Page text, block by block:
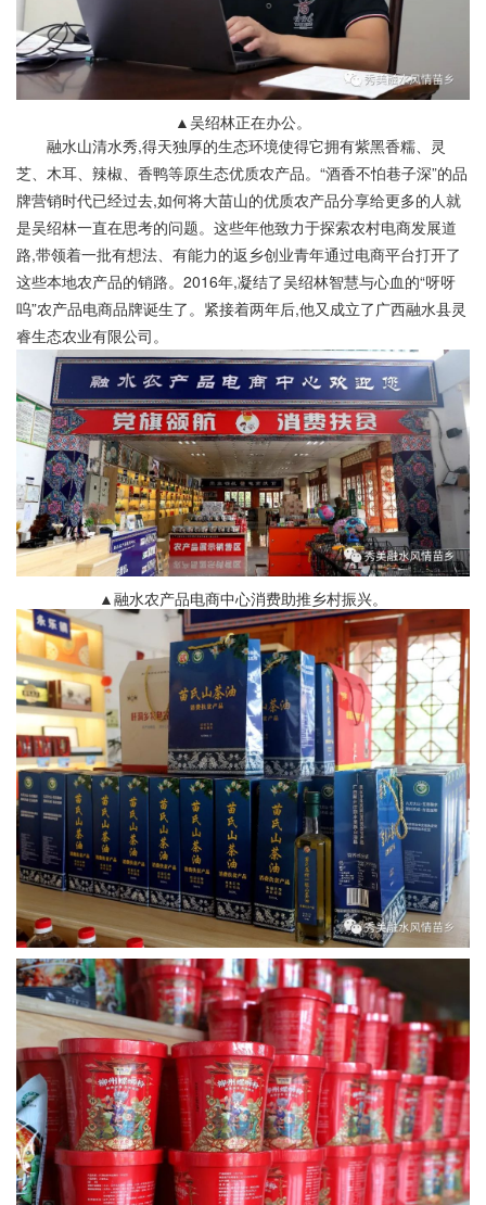
▲吴绍林正在办公。
融水山清水秀,得天独厚的生态环境使得它拥有紫黑香糯、灵
芝、木耳、辣椒、香鸭等原生态优质农产品。“酒香不怕巷子深”的品
牌营销时代已经过去,如何将大苗山的优质农产品分享给更多的人就
是吴绍林一直在思考的问题。这些年他致力于探索农村电商发展道
路,带领着一批有想法、有能力的返乡创业青年通过电商平台打开了
这些本地农产品的销路。2016年,凝结了吴绍林智慧与心血的“呀呀
呜”农产品电商品牌诞生了。紧接着两年后,他又成立了广西融水县灵
睿生态农业有限公司。
▲融水农产品电商中心消费助推乡村振兴。